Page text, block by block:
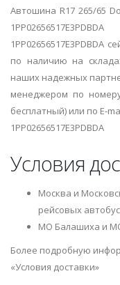
Автошина R17 265/65
1PP02656517E3PDBDA
по наличию на
наших надежных
менеджером по
бесплатный) или по E-
1PP02656517E3PDBDA
Условия
Москва и
рейсовых
МО Балашиха и
Более подробную
«Условия доставки»